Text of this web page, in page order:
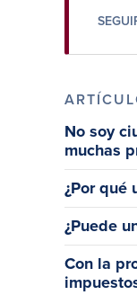
No soy
muchas
¿Por qué
¿Puede
Con la